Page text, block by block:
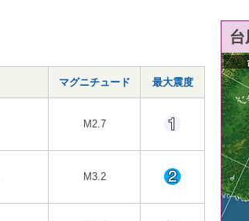
マグニチュード 最大震度
M2.7
M3.2